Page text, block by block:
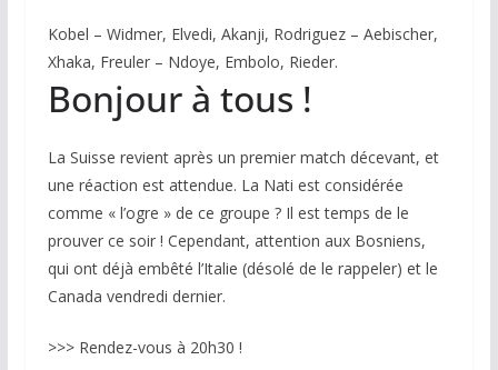
Kobel – Widmer, Elvedi, Akanji, Rodriguez – Aebischer,
Xhaka, Freuler – Ndoye, Embolo, Rieder.
Bonjour à tous !
La Suisse revient après un premier match décevant, et
une réaction est attendue. La Nati est considérée
comme « l’ogre » de ce groupe ? Il est temps de le
prouver ce soir ! Cependant, attention aux Bosniens,
qui ont déjà embêté l’Italie (désolé de le rappeler) et le
Canada vendredi dernier.
>>> Rendez-vous à 20h30 !